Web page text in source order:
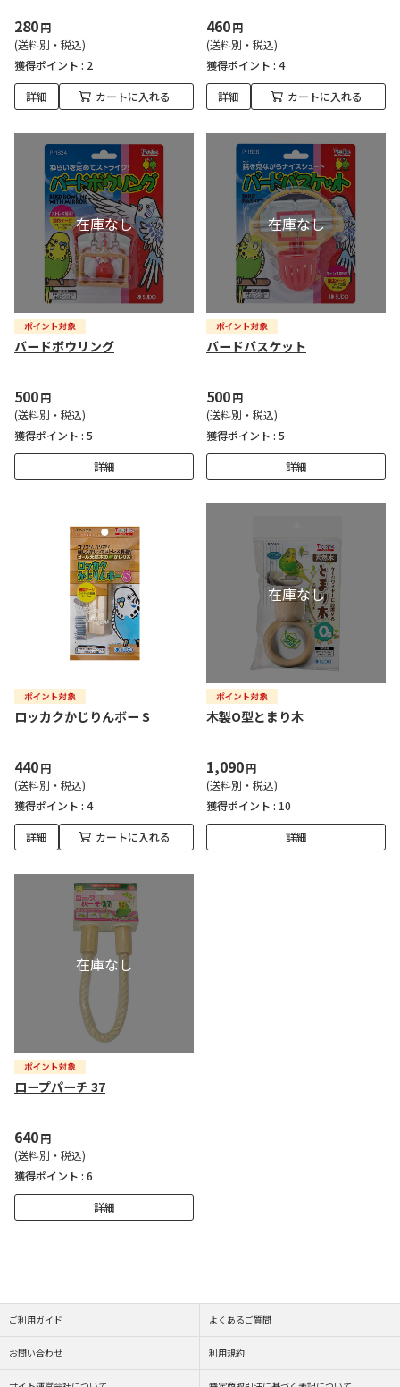
280円
(送料別・税込)
獲得ポイント : 2
詳細 カートに入れる
460円
(送料別・税込)
獲得ポイント : 4
詳細 カートに入れる
バードボウリング
500円
(送料別・税込)
獲得ポイント : 5
詳細
バードバスケット
500円
(送料別・税込)
獲得ポイント : 5
詳細
ロッカクかじりんボー S
440円
(送料別・税込)
獲得ポイント : 4
詳細 カートに入れる
木製O型とまり木
1,090円
(送料別・税込)
獲得ポイント : 10
詳細
ロープパーチ 37
640円
(送料別・税込)
獲得ポイント : 6
詳細
ご利用ガイド よくあるご質問
お問い合わせ 利用規約